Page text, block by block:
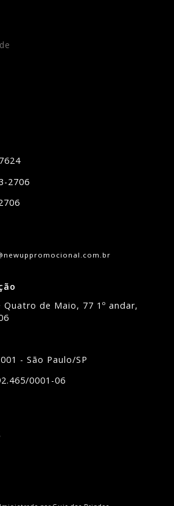
2706
Quatro de Maio, 77 1º andar,
- São Paulo/SP
0001-06